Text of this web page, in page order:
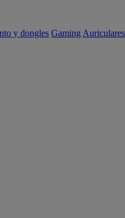
y dongles Gaming